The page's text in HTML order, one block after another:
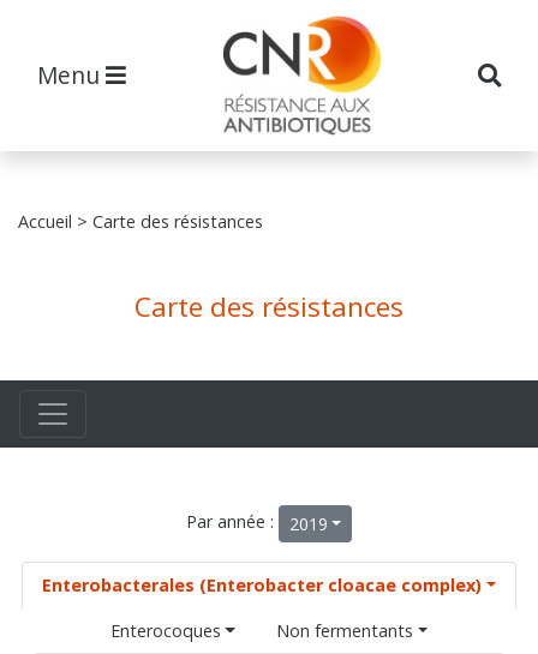
Menu
Accueil > Carte des résistances
Carte des résistances
Par année : 2019
Enterobacterales (Enterobacter cloacae complex)
Enterocoques
Non fermentants